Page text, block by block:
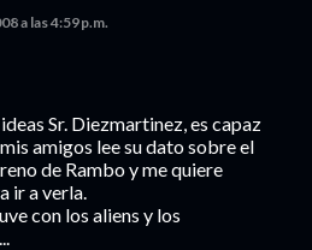
a las 4:59 p.m.
Sr. Diezmartinez, es capaz
amigos lee su dato sobre el
de Rambo y me quiere
ir a verla.
con los aliens y los